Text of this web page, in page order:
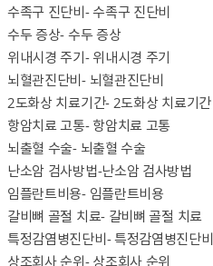
수족구 진단비- 수족구 진단비
수두 증상- 수두 증상
위내시경 주기- 위내시경 주기
뇌혈관진단비- 뇌혈관진단비
2도화상 치료기간- 2도화상 치료기간
항암치료 고통- 항암치료 고통
뇌출혈 수술- 뇌출혈 수술
난소암 검사방법-난소암 검사방법
임플란트비용- 임플란트비용
갈비뼈 골절 치료- 갈비뼈 골절 치료
특정감염병진단비- 특정감염병진단비
상조회사 순위- 상조회사 순위